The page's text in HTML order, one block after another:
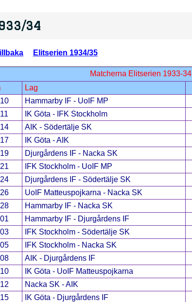
34
Elitserien 1934/35
Matcherna Elitserien 1933-34
Lag
Hammarby IF - UoIF MP
IK Göta - IFK Stockholm
AIK - Södertälje SK
IK Göta - AIK
Djurgårdens IF - Nacka SK
IFK Stockholm - UoIF MP
Djurgårdens IF - Södertälje SK
UoIF Matteuspojkarna - Nacka SK
Hammarby IF - Nacka SK
Hammarby IF - Djurgårdens IF
IFK Stockholm - Södertälje SK
IFK Stockholm - Nacka SK
AIK - Djurgårdens IF
IK Göta - UoIF Matteuspojkarna
Nacka SK - AIK
IK Göta - Djurgårdens IF